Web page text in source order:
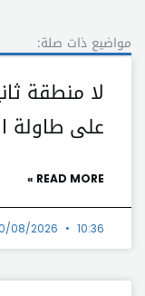
مواضيع ذات صلة:
لا منطقة
على طاولة
READ MORE »
08/2026 10:36 ص